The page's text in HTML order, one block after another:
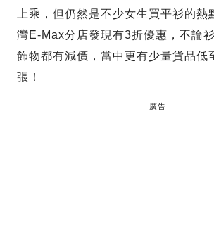
上乘，但仍然是不少女生買平衫的熱
灣E-Max分店發現有3折優惠，不論
飾物都有減價，當中更有少量貨品低
張！
廣告